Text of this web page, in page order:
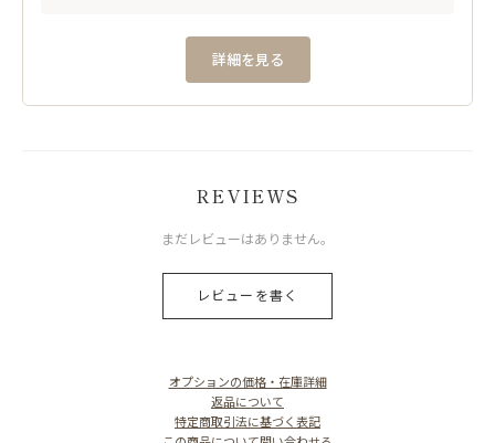
詳細を見る
REVIEWS
まだレビューはありません。
レビューを書く
オプションの価格・在庫詳細
返品について
特定商取引法に基づく表記